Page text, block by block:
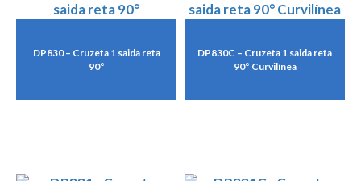
DP830 – Cruzeta 1 saida reta
90°
DP830C – Cruzeta 1 saida reta
90° Curvilínea